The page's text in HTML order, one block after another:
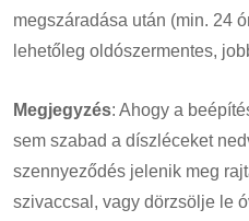
megszáradása után (min. 24
lehetőleg oldószermentes,
Megjegyzés: Ahogy a
sem szabad a díszléceket
szennyeződés jelenik meg
szivaccsal, vagy dörzsölje le